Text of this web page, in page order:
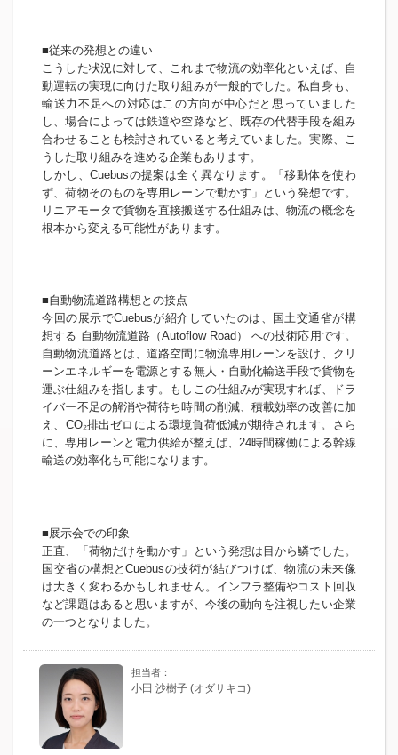
■従来の発想との違い
こうした状況に対して、これまで物流の効率化といえば、自
動運転の実現に向けた取り組みが一般的でした。私自身も、
輸送力不足への対応はこの方向が中心だと思っていました
し、場合によっては鉄道や空路など、既存の代替手段を組み
合わせることも検討されていると考えていました。実際、こ
うした取り組みを進める企業もあります。
しかし、Cuebusの提案は全く異なります。「移動体を使わ
ず、荷物そのものを専用レーンで動かす」という発想です。
リニアモータで貨物を直接搬送する仕組みは、物流の概念を
根本から変える可能性があります。
■自動物流道路構想との接点
今回の展示でCuebusが紹介していたのは、国土交通省が構
想する 自動物流道路（Autoflow Road） への技術応用です。
自動物流道路とは、道路空間に物流専用レーンを設け、クリ
ーンエネルギーを電源とする無人・自動化輸送手段で貨物を
運ぶ仕組みを指します。もしこの仕組みが実現すれば、ドラ
イバー不足の解消や荷待ち時間の削減、積載効率の改善に加
え、CO₂排出ゼロによる環境負荷低減が期待されます。さら
に、専用レーンと電力供給が整えば、24時間稼働による幹線
輸送の効率化も可能になります。
■展示会での印象
正直、「荷物だけを動かす」という発想は目から鱗でした。
国交省の構想とCuebusの技術が結びつけば、物流の未来像
は大きく変わるかもしれません。インフラ整備やコスト回収
など課題はあると思いますが、今後の動向を注視したい企業
の一つとなりました。
小田 沙樹子 (オダサキコ)